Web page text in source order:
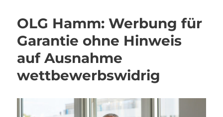
OLG Hamm: Werbung für
Garantie ohne Hinweis
auf Ausnahme
wettbewerbswidrig